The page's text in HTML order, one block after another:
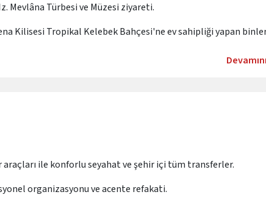
Mevlâna Türbesi ve Müzesi ziyareti.
Kilisesi Tropikal Kelebek Bahçesi'ne ev sahipliği yapan
araçları ile konforlu seyahat ve şehir içi tüm transferler.
organizasyonu ve acente refakati.